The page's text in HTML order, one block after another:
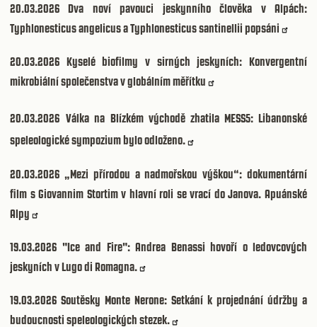
20.03.2026Dva noví pavouci jeskynního člověka v Alpách:
Typhlonesticus angelicus a Typhlonesticus santinellii popsáni
20.03.2026 Kyselé biofilmy v sirných jeskyních: Konvergentní
mikrobiální společenstva v globálním měřítku
20.03.2026 Válka na Blízkém východě zhatila MESS5: Libanonské
speleologické sympozium bylo odloženo.
20.03.2026 „Mezi přírodou a nadmořskou výškou“: dokumentární
film s Giovannim Stortim v hlavní roli se vrací do Janova. Apuánské
Alpy
19.03.2026 "Ice and Fire": Andrea Benassi hovoří o ledovcových
jeskyních v Lugo di Romagna.
19.03.2026 Soutěsky Monte Nerone: Setkání k projednání údržby a
budoucnosti speleologických stezek.